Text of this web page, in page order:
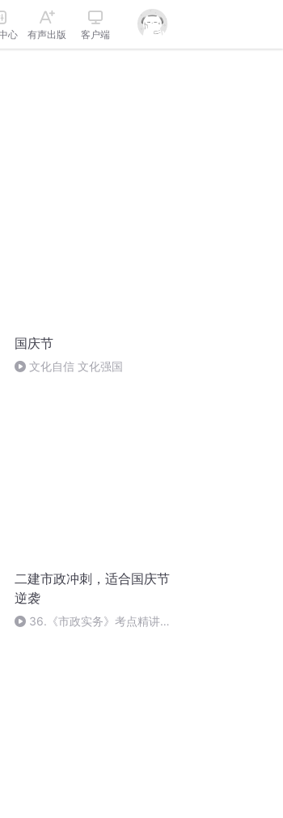
心 有声出版 客户端
国庆节
文化自信 文化强国
二建市政冲刺，适合国庆节
逆袭
36.《市政实务》考点精讲第